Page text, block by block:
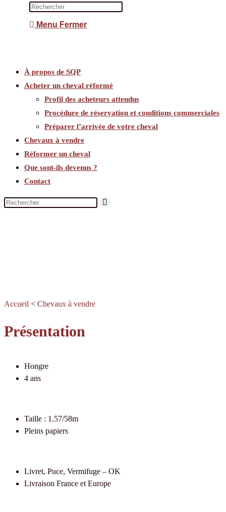
Menu Fermer
À propos de SQP
Acheter un cheval réformé
Profil des acheteurs attendus
Procédure de réservation et conditions commerciales
Préparer l’arrivée de votre cheval
Chevaux à vendre
Réformer un cheval
Que sont-ils devenus ?
Contact
Accueil < Chevaux à vendre
Présentation
Hongre
4 ans
Taille : 1.57/58m
Pleins papiers
Livret, Puce, Vermifuge – OK
Livraison France et Europe